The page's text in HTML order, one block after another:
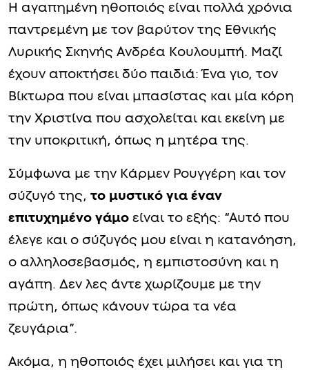
Η αγαπημένη ηθοποιός είναι πολλά χρόνια
παντρεμένη με τον βαρύτον της Εθνικής
Λυρικής Σκηνής Ανδρέα Κουλουμπή. Μαζί
έχουν αποκτήσει δύο παιδιά: Ένα γιο, τον
Βίκτωρα που είναι μπασίστας και μία κόρη
την Χριστίνα που ασχολείται και εκείνη με
την υποκριτική, όπως η μητέρα της.
Σύμφωνα με την Κάρμεν Ρουγγέρη και τον
σύζυγό της, το μυστικό για έναν
επιτυχημένο γάμο είναι το εξής: “Αυτό που
έλεγε και ο σύζυγός μου είναι η κατανόηση,
ο αλληλοσεβασμός, η εμπιστοσύνη και η
αγάπη. Δεν λες άντε χωρίζουμε με την
πρώτη, όπως κάνουν τώρα τα νέα
ζευγάρια”.
Ακόμα, η ηθοποιός έχει μιλήσει και για τη